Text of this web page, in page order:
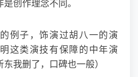
创作理念不同。
例子，饰演过胡八一的演
这类演技有保障的中年演
我删了，口碑也一般）